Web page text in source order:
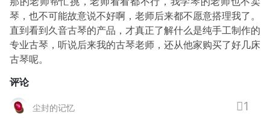
琴，也不可能故意说不好啊，老师后来都不愿意搭理我了。
直到看到久音古琴的产品，才真正了解什么是纯手工制作的
专业古琴，听说后来我的古琴老师，还从他家购买了好几床
古琴呢。
评论
尘封的记忆 1